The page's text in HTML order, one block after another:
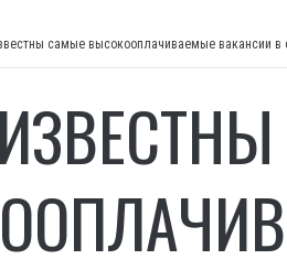
самые высокооплачиваемые вакансии в